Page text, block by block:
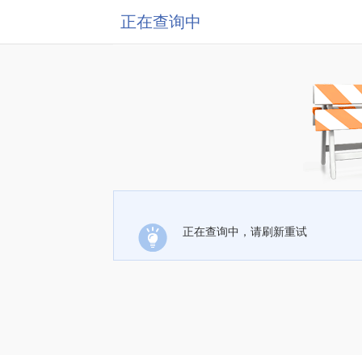
正在查询中
正在查询中，请刷新重试